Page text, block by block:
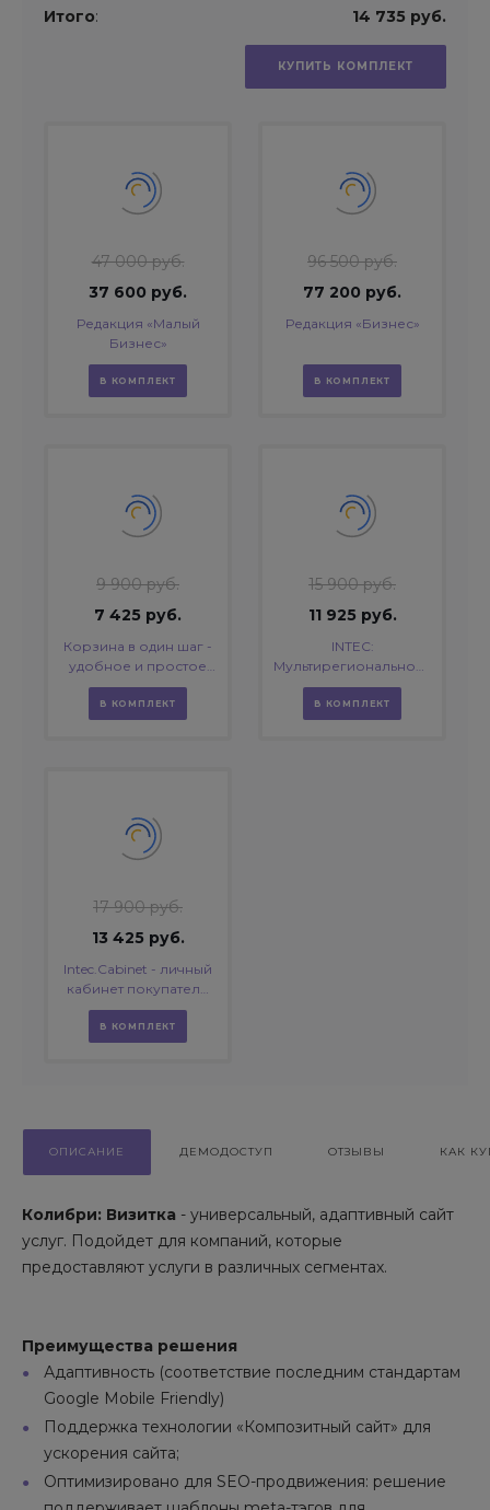
Итого: 14 735 руб.
КУПИТЬ КОМПЛЕКТ
47 000 руб.
37 600 руб.
Редакция «Малый
Бизнес»
В КОМПЛЕКТ
96 500 руб.
77 200 руб.
Редакция «Бизнес»
В КОМПЛЕКТ
9 900 руб.
7 425 руб.
Корзина в один шаг -
удобное и простое
оформление заказа в
интернет-магазине
В КОМПЛЕКТ
15 900 руб.
11 925 руб.
INTEC:
Мультирегиональность
- региональная сеть
вашего сайта с
продвижением в
В КОМПЛЕКТ
17 900 руб.
13 425 руб.
Intec.Cabinet - личный
кабинет покупателя
для интернет-
магазина (B2B и B2C)
В КОМПЛЕКТ
ОПИСАНИЕ ДЕМОДОСТУП ОТЗЫВЫ КАК
Колибри: Визитка - универсальный, адаптивный сайт
услуг. Подойдет для компаний, которые
предоставляют услуги в различных сегментах.
Преимущества решения
Адаптивность (соответствие последним стандартам
Google Mobile Friendly)
Поддержка технологии «Композитный сайт» для
ускорения сайта;
Оптимизировано для SEO-продвижения: решение